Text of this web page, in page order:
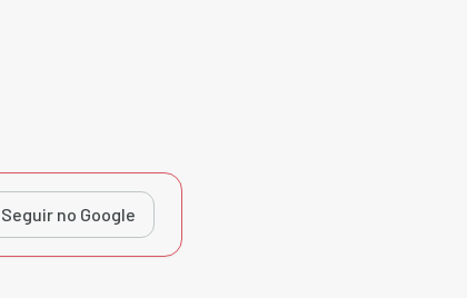
Seguir no Google